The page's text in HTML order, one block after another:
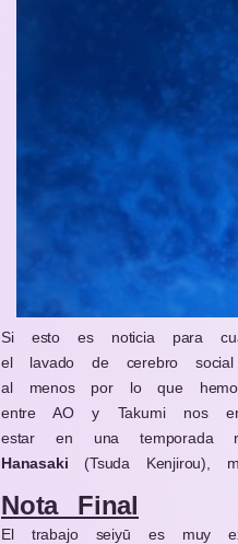
Si esto es noticia para
el lavado de cerebro
al menos por lo que
entre AO y Takumi nos
estar en una temporada
Hanasaki (Tsuda Kenjirou),
Nota Final
El trabajo seiyū es muy